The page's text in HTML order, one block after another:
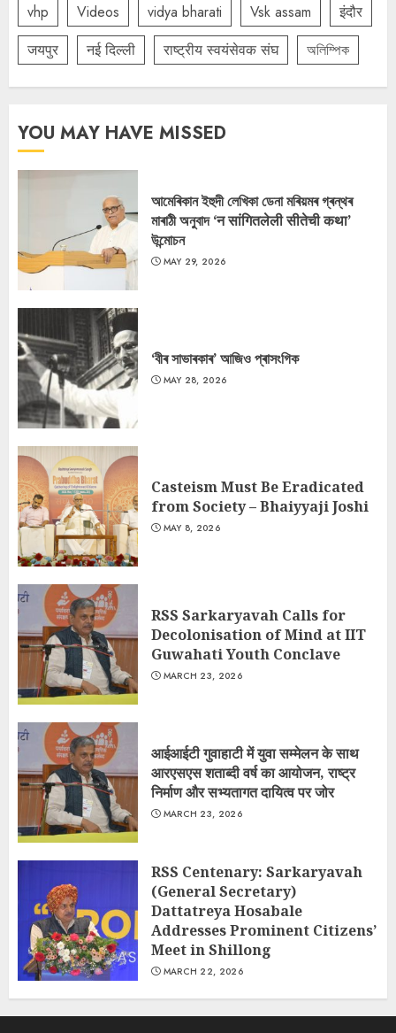
vhp
Videos vidya bharati Vsk assam
इंदौर
जयपुर
नई दिल्ली राष्ट्रीय स्वयंसेवक संघ অলিম্পিক
YOU MAY HAVE MISSED
আমেৰিকান ইহুদী লেখিকা ডেনা মৰিয়মৰ গ্ৰন্থৰ
মাৰাঠী অনুবাদ ‘न सांगितलेली सीतेची कथा’
উন্মোচন
MAY 29, 2026
‘বীৰ সাভাৰকাৰ’ আজিও প্ৰাসংগিক
MAY 28, 2026
Casteism Must Be Eradicated
from Society – Bhaiyyaji Joshi
MAY 8, 2026
RSS Sarkaryavah Calls for
Decolonisation of Mind at IIT
Guwahati Youth Conclave
MARCH 23, 2026
आईआईटी गुवाहाटी में युवा सम्मेलन के साथ
आरएसएस शताब्दी वर्ष का आयोजन, राष्ट्र
निर्माण और सभ्यतागत दायित्व पर जोर
MARCH 23, 2026
RSS Centenary: Sarkaryavah
(General Secretary)
Dattatreya Hosabale
Addresses Prominent Citizens’
Meet in Shillong
MARCH 22, 2026